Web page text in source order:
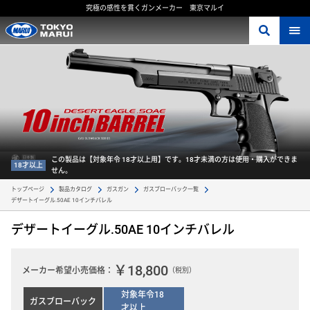
究極の感性を貫くガンメーカー 東京マルイ
18才以上
この製品は【対象年令 18才以上用】です。18才未満の方は使用・購入ができま
せん。
トップページ 製品カタログ ガスガン
ガスブローバック一覧
デザートイーグル.50AE 10インチバレル
デザートイーグル.50AE 10インチバレル
メーカー希望小売価格： ￥18,800 （税別）
ガスブローバック
対象年令18